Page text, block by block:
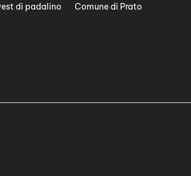
di padalino
Comune di Prato